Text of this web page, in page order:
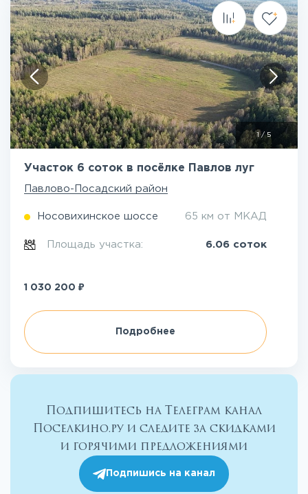
1/5
Участок 6 соток в посёлке Павлов луг
Павлово-Посадский район
Носовихинское шоссе 65 км от МКАД
Площадь участка: 6.06 соток
1 030 200 ₽
Подробнее
Подпишитесь на Телеграм канал
Поселкино.ру и следите за скидками
и горячими предложениями
Подпишись на канал